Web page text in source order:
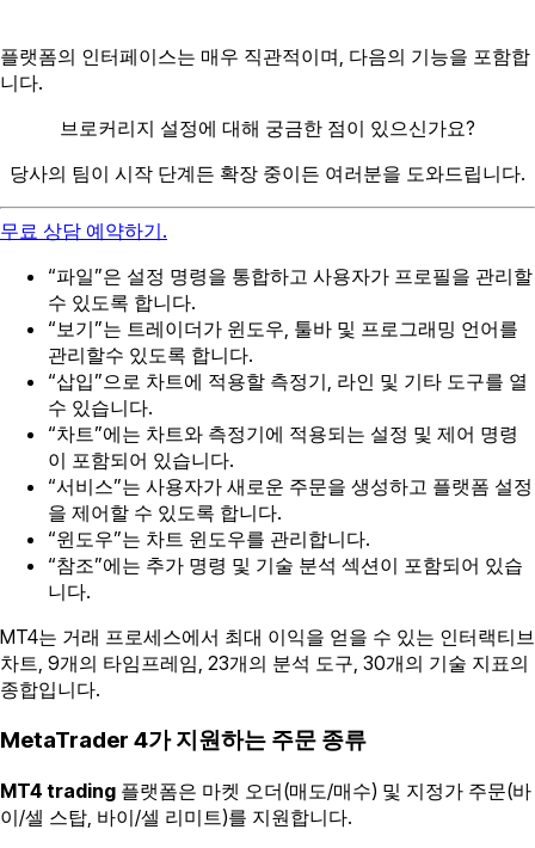
플랫폼의 인터페이스는 매우 직관적이며, 다음의 기능을 포함합
니다.
브로커리지 설정에 대해 궁금한 점이 있으신가요?
당사의 팀이 시작 단계든 확장 중이든 여러분을 도와드립니다.
무료 상담 예약하기.
“파일”은 설정 명령을 통합하고 사용자가 프로필을 관리할
수 있도록 합니다.
“보기”는 트레이더가 윈도우, 툴바 및 프로그래밍 언어를
관리할수 있도록 합니다.
“삽입”으로 차트에 적용할 측정기, 라인 및 기타 도구를 열
수 있습니다.
“차트”에는 차트와 측정기에 적용되는 설정 및 제어 명령
이 포함되어 있습니다.
“서비스”는 사용자가 새로운 주문을 생성하고 플랫폼 설정
을 제어할 수 있도록 합니다.
“윈도우”는 차트 윈도우를 관리합니다.
“참조”에는 추가 명령 및 기술 분석 섹션이 포함되어 있습
니다.
MT4는 거래 프로세스에서 최대 이익을 얻을 수 있는 인터랙티브
차트, 9개의 타임프레임, 23개의 분석 도구, 30개의 기술 지표의
종합입니다.
MetaTrader 4가 지원하는 주문 종류
MT4 trading 플랫폼은 마켓 오더(매도/매수) 및 지정가 주문(바
이/셀 스탑, 바이/셀 리미트)를 지원합니다.